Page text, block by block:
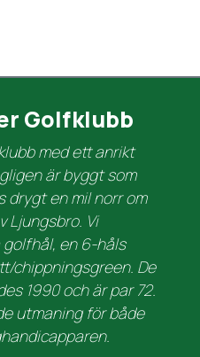
Golfklubb
med ett anrikt
är byggt som
drygt en mil norr om
Ljungsbro. Vi
en 6-håls
chippningsgreen. De
1990 och är par 72.
utmaning för både